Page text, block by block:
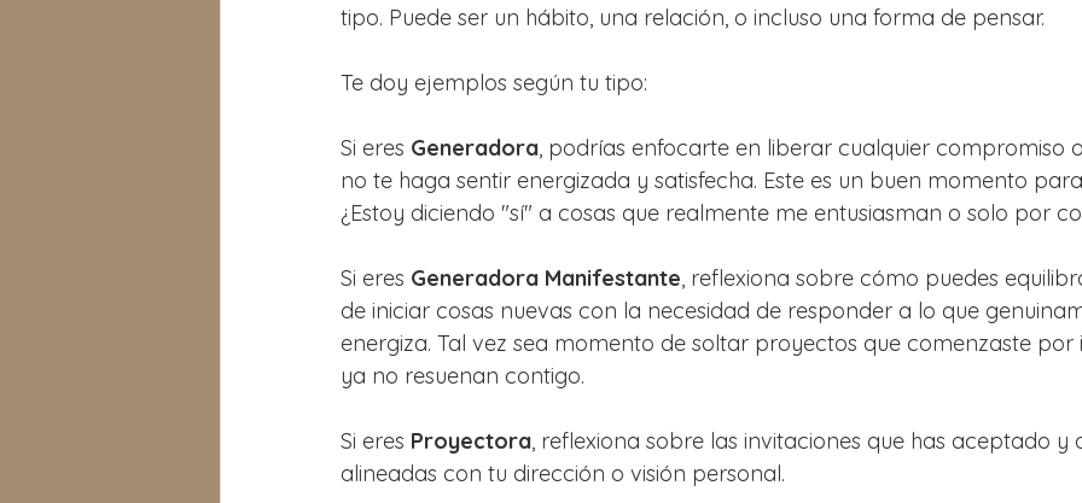
tipo. Puede ser un hábito, una relación, o incluso una forma de pensar.
Te doy ejemplos según tu tipo:
Si eres Generadora, podrías enfocarte en liberar cualquier compromiso
no te haga sentir energizada y satisfecha. Este es un buen momento
¿Estoy diciendo "sí" a cosas que realmente me entusiasman o solo por
Si eres Generadora Manifestante, reflexiona sobre cómo puedes
de iniciar cosas nuevas con la necesidad de responder a lo que
energiza. Tal vez sea momento de soltar proyectos que comenzaste por
ya no resuenan contigo.
Si eres Proyectora, reflexiona sobre las invitaciones que has aceptado y
alineadas con tu dirección o visión personal.